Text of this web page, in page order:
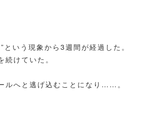
いう現象から3週間が経過した。
けていた。
ルへと逃げ込むことになり……。